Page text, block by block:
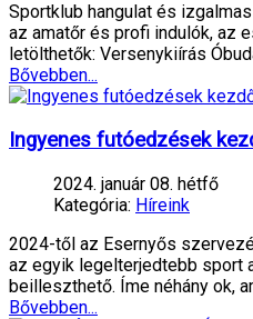
Sportklub hangulat és
az amatőr és profi indulók, az
letölthetők: Versenykiírás
Bővebben...
Ingyenes futóedzések
2024. január 08. hétfő
Kategória: Híreink
2024-től az Esernyős
az egyik legelterjedtebb sport
beilleszthető. Íme néhány ok,
Bővebben...